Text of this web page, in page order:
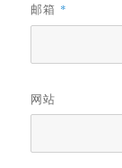
邮箱 *
网站